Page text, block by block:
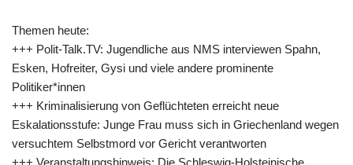
Themen heute:
+++ Polit-Talk.TV: Jugendliche aus NMS interviewen Spahn,
Esken, Hofreiter, Gysi und viele andere prominente
Politiker*innen
+++ Kriminalisierung von Geflüchteten erreicht neue
Eskalationsstufe: Junge Frau muss sich in Griechenland wegen
versuchtem Selbstmord vor Gericht verantworten
+++ Veranstaltungshinweis: Die Schleswig-Holsteinische